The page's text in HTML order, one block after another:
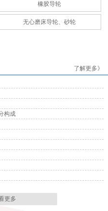
无心磨床导轮、砂轮
无心磨床导轮、砂轮
无心磨床导轮、砂轮
橡胶导轮
无心磨床导轮、砂轮
了解更多》
构成
更多